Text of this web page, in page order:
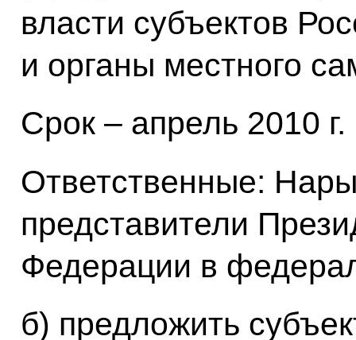
власти субъектов
и органы местного
Срок – апрель 2010 г.
Ответственные:
представители
Федерации в
б) предложить